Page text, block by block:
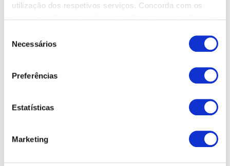
utilização dos respetivos serviços. Concorda com os
Necessários
Preferências
Estatísticas
Marketing